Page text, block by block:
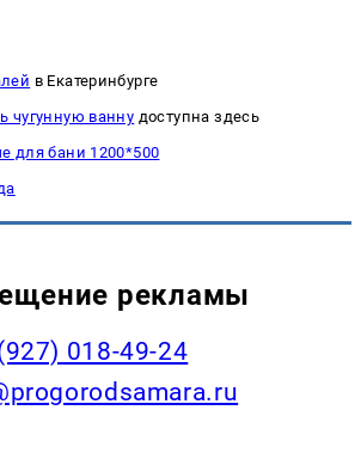
в Екатеринбурге
чугунную ванну доступна здесь
для бани 1200*500
рекламы
018-49-24